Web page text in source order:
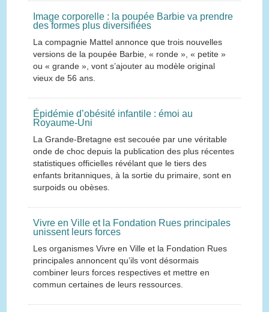
Image corporelle : la poupée Barbie va prendre
des formes plus diversifiées
La compagnie Mattel annonce que trois nouvelles
versions de la poupée Barbie, « ronde », « petite »
ou « grande », vont s’ajouter au modèle original
vieux de 56 ans.
Épidémie d’obésité infantile : émoi au
Royaume-Uni
La Grande-Bretagne est secouée par une véritable
onde de choc depuis la publication des plus récentes
statistiques officielles révélant que le tiers des
enfants britanniques, à la sortie du primaire, sont en
surpoids ou obèses.
Vivre en Ville et la Fondation Rues principales
unissent leurs forces
Les organismes Vivre en Ville et la Fondation Rues
principales annoncent qu’ils vont désormais
combiner leurs forces respectives et mettre en
commun certaines de leurs ressources.